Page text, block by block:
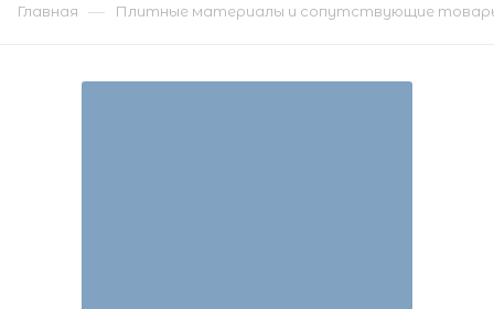
Главная — Плитные материалы и сопутствующие